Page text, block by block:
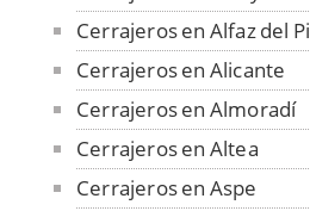
Cerrajeros en Alfaz del Pi
Cerrajeros en Alicante
Cerrajeros en Almoradí
Cerrajeros en Altea
Cerrajeros en Aspe